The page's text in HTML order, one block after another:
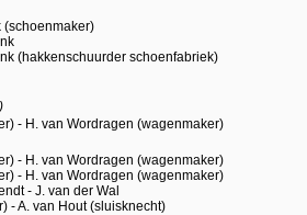
(schoenmaker)
(hakkenschuurder schoenfabriek)
- H. van Wordragen (wagenmaker)
- H. van Wordragen (wagenmaker)
- H. van Wordragen (wagenmaker)
- J. van der Wal
- A. van Hout (sluisknecht)